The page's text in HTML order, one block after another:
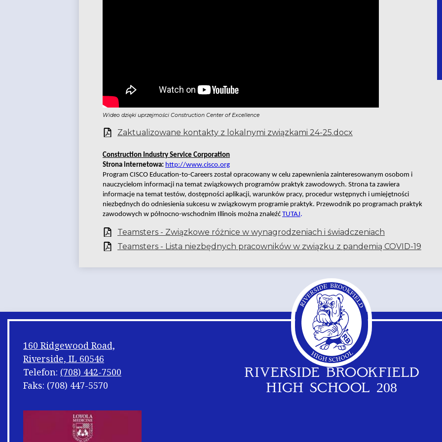
Wideo dzięki uprzejmości Construction Center of Excellence
Zaktualizowane kontakty z lokalnymi związkami 24-25.docx
Construction Industry Service Corporation
Strona internetowa: http://www.cisco.org
Program CISCO Education-to-Careers został opracowany w celu zapewnienia zainteresowanym osobom i
nauczycielom informacji na temat związkowych programów praktyk zawodowych. Strona ta zawiera
informacje na temat testów, dostępności aplikacji, warunków pracy, procedur wstępnych i umiejętności
niezbędnych do odniesienia sukcesu w związkowym programie praktyk. Przewodnik po programach praktyk
zawodowych w północno-wschodnim Illinois można znaleźć TUTAJ.
Teamsters - Związkowe różnice w wynagrodzeniach i świadczeniach
Teamsters - Lista niezbędnych pracowników w związku z pandemią COVID-19
RIVERSIDE BROOKFIELD
HIGH SCHOOL 208
160 Ridgewood Road,
Riverside, IL 60546
Telefon: (708) 442-7500
Faks: (708) 447-5570
Shuffle